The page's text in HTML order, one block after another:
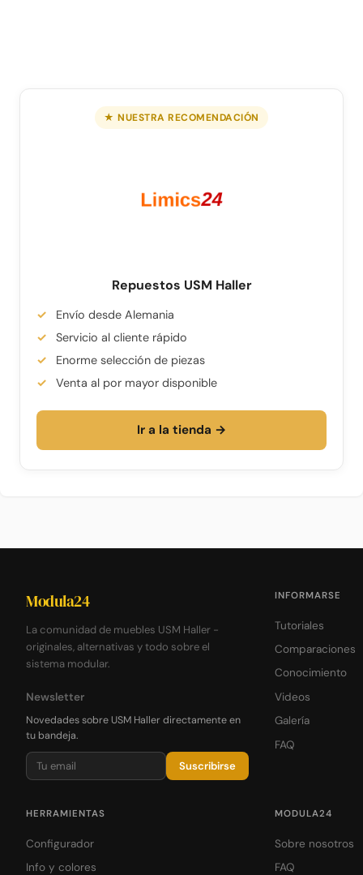
★ NUESTRA RECOMENDACIÓN
Repuestos USM Haller
Envío desde Alemania
Servicio al cliente rápido
Enorme selección de piezas
Venta al por mayor disponible
Ir a la tienda →
Modula24
La comunidad de muebles USM Haller -
originales, alternativas y todo sobre el
sistema modular.
Newsletter
Novedades sobre USM Haller directamente en
tu bandeja.
Suscribirse
INFORMARSE
Tutoriales
Comparaciones
Conocimiento
Videos
Galería
FAQ
HERRAMIENTAS
Configurador
Info y colores
MODULA24
Sobre nosotros
FAQ